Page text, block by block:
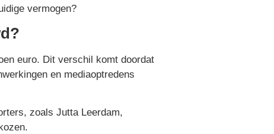
vermogen?
euro. Dit verschil komt doordat
en mediaoptredens
zoals Jutta Leerdam,